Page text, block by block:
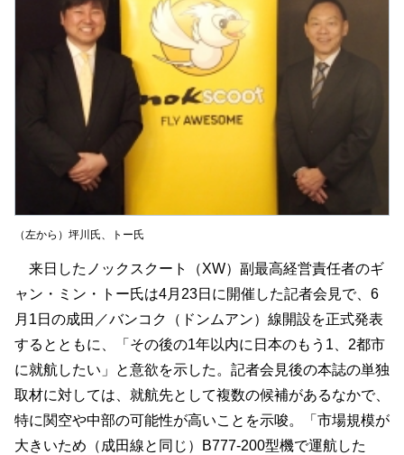
（左から）坪川氏、トー氏
来日したノックスクート（XW）副最高経営責任者のギ
ャン・ミン・トー氏は4月23日に開催した記者会見で、6
月1日の成田／バンコク（ドンムアン）線開設を正式発表
するとともに、「その後の1年以内に日本のもう1、2都市
に就航したい」と意欲を示した。記者会見後の本誌の単独
取材に対しては、就航先として複数の候補があるなかで、
特に関空や中部の可能性が高いことを示唆。「市場規模が
大きいため（成田線と同じ）B777-200型機で運航した